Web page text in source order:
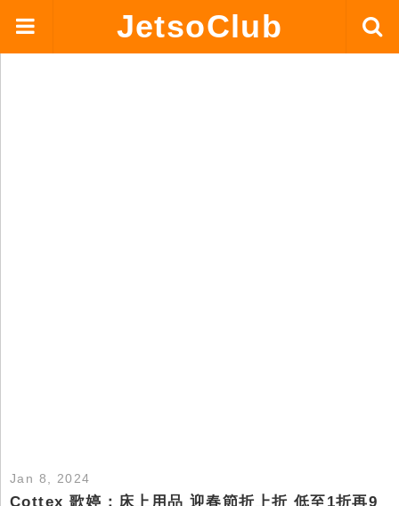
JetsoClub
Jan 8, 2024
Cottex 歌婷：床上用品 迎春節折上折 低至1折再9